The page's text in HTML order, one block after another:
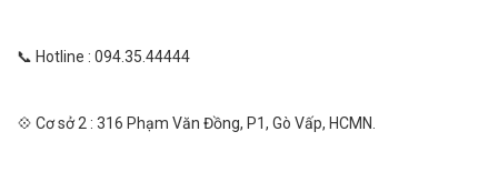
📞 Hotline : 094.35.44444
💠 Cơ sở 2 : 316 Phạm Văn Đồng, P1, Gò Vấp, HCMN.